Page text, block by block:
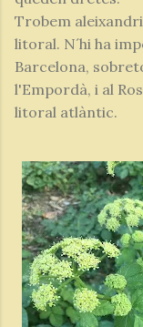
Trobem
litoral. N´hi ha
Barcelona,
l'Empordà, i al
litoral atlàntic.